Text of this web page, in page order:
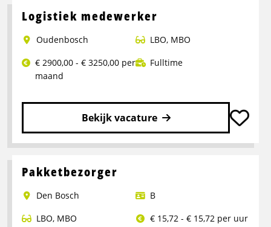
over
Operator
Productie
Logistiek medewerker
Oudenbosch LBO, MBO
€ 2900,00 - € 3250,00 per
maand
Fulltime
Bekijk vacature
Lees
over
medewerker
Pakketbezorger
Den Bosch
B
LBO, MBO
€ 15,72 - € 15,72 per uur